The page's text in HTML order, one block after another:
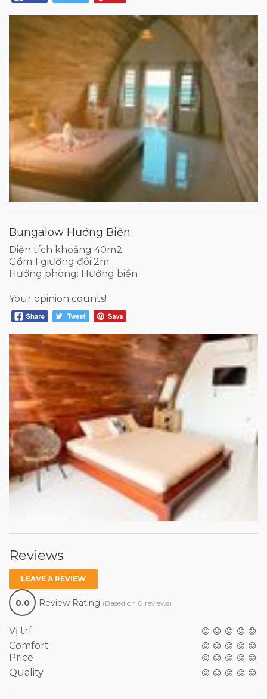
Bungalow Hướng Biển
Diện tích khoảng 40m2
Gồm 1 giường đôi 2m
Hướng phòng: Hướng biển
Your opinion counts!
Reviews
LEAVE A REVIEW
0.0 Review Rating (Based on 0 reviews)
Vị trí
Comfort
Price
Quality